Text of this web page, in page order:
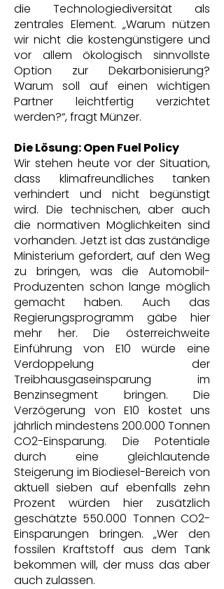
die Technologiediversität als
zentrales Element. „Warum nützen
wir nicht die kostengünstigere und
vor allem ökologisch sinnvollste
Option zur Dekarbonisierung?
Warum soll auf einen wichtigen
Partner leichtfertig verzichtet
werden?“, fragt Münzer.
Die Lösung: Open Fuel Policy
Wir stehen heute vor der Situation,
dass klimafreundliches tanken
verhindert und nicht begünstigt
wird. Die technischen, aber auch
die normativen Möglichkeiten sind
vorhanden. Jetzt ist das zuständige
Ministerium gefordert, auf den Weg
zu bringen, was die Automobil-
Produzenten schon lange möglich
gemacht haben. Auch das
Regierungsprogramm gäbe hier
mehr her. Die österreichweite
Einführung von E10 würde eine
Verdoppelung der
Treibhausgaseinsparung im
Benzinsegment bringen. Die
Verzögerung von E10 kostet uns
jährlich mindestens 200.000 Tonnen
CO2-Einsparung. Die Potentiale
durch eine gleichlautende
Steigerung im Biodiesel-Bereich von
aktuell sieben auf ebenfalls zehn
Prozent würden hier zusätzlich
geschätzte 550.000 Tonnen CO2-
Einsparungen bringen. „Wer den
fossilen Kraftstoff aus dem Tank
bekommen will, der muss das aber
auch zulassen.